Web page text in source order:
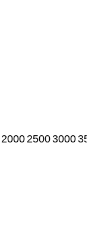
200025003000